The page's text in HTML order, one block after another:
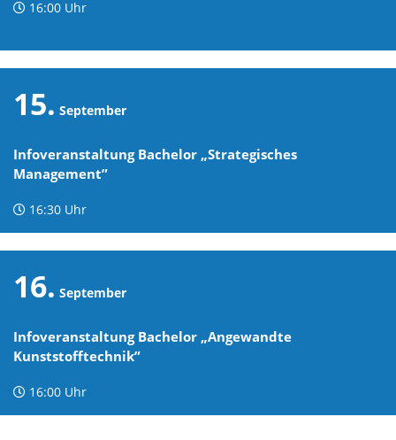
16:00 Uhr
15. September
Infoveranstaltung Bachelor „Strategisches
Management”
16:30 Uhr
16. September
Infoveranstaltung Bachelor „Angewandte
Kunststofftechnik”
16:00 Uhr